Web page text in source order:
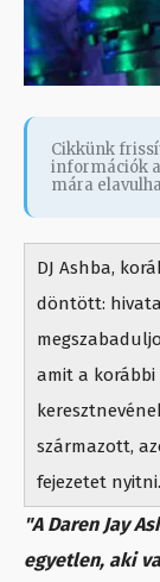
Cikkünk
információk
mára
DJ Ashba,
döntött:
amit a
származott,
fejezetet nyitni.
"A Daren Jay
egyetlen, aki